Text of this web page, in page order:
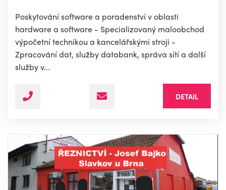
Poskytování software a poradenství v oblasti
hardware a software - Specializovaný maloobchod
výpočetní technikou a kancelářskými stroji -
Zpracování dat, služby databank, správa sítí a další
služby v...
DETAIL